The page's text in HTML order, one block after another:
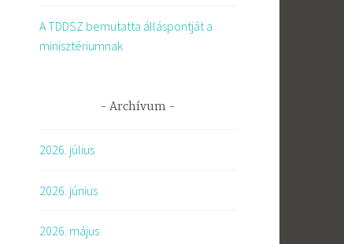
A TDDSZ bemutatta álláspontját a
minisztériumnak
Archívum
2026. július
2026. június
2026. május